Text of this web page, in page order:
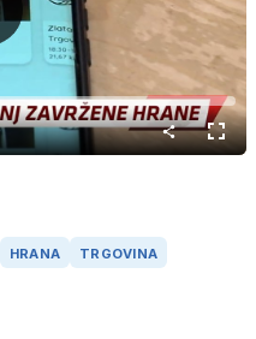
način
HRANA TRGOVINA